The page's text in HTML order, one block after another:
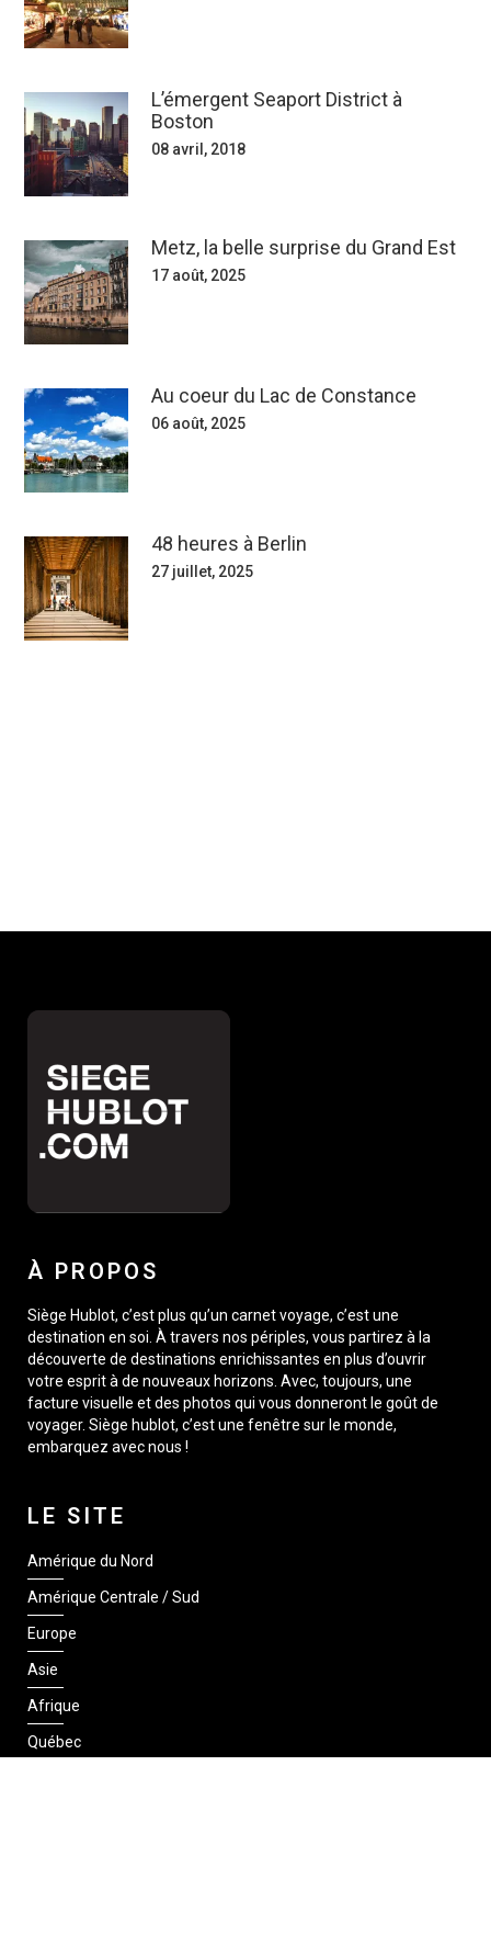
L’émergent Seaport District à
Boston
08 avril, 2018
Metz, la belle surprise du Grand Est
17 août, 2025
Au coeur du Lac de Constance
06 août, 2025
48 heures à Berlin
27 juillet, 2025
À PROPOS
Siège Hublot, c’est plus qu’un carnet voyage, c’est une
destination en soi. À travers nos périples, vous partirez à la
découverte de destinations enrichissantes en plus d’ouvrir
votre esprit à de nouveaux horizons. Avec, toujours, une
facture visuelle et des photos qui vous donneront le goût de
voyager. Siège hublot, c’est une fenêtre sur le monde,
embarquez avec nous !
LE SITE
Amérique du Nord
Amérique Centrale / Sud
Europe
Asie
Afrique
Québec